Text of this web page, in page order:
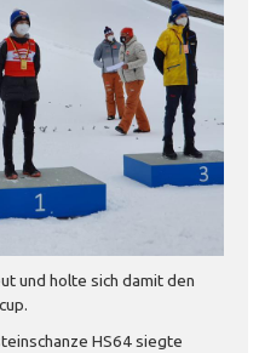
und holte sich damit den
HS64 siegte